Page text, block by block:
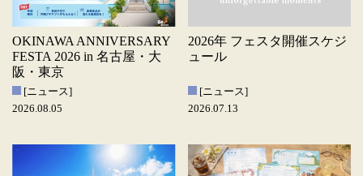
OKINAWA ANNIVERSARY
FESTA 2026 in 名古屋・大
阪・東京
[ニュース]
2026.08.05
2026年 フェスタ開催スケジ
ュール
[ニュース]
2026.07.13